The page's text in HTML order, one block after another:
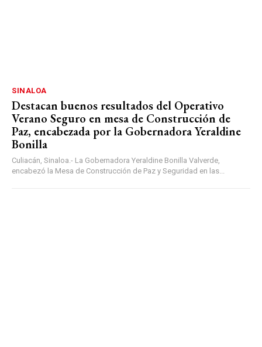
SINALOA
Destacan buenos resultados del Operativo
Verano Seguro en mesa de Construcción de
Paz, encabezada por la Gobernadora Yeraldine
Bonilla
Culiacán, Sinaloa.- La Gobernadora Yeraldine Bonilla Valverde,
encabezó la Mesa de Construcción de Paz y Seguridad en las...